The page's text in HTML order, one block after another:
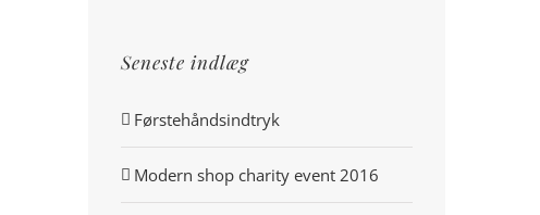
Seneste indlæg
Førstehåndsindtryk
Modern shop charity event 2016